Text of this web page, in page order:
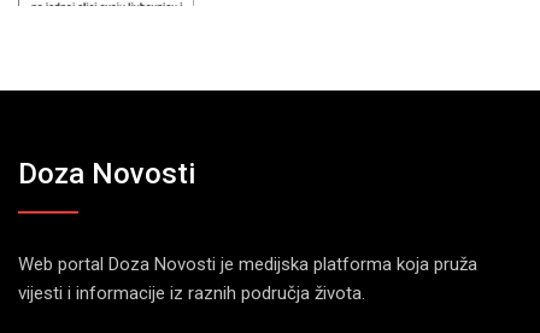
Doza Novosti
Web portal Doza Novosti je medijska platforma koja pruža
vijesti i informacije iz raznih područja života.